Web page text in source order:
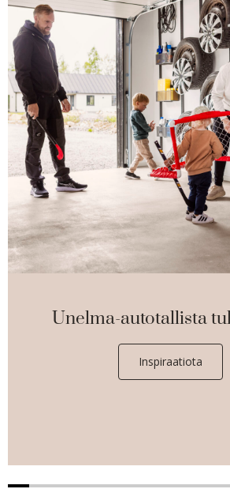
Unelma-autotallista
Inspiraatiota